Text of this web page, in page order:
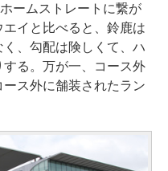
ームストレートに繋が
イと比べると、鈴鹿は
、勾配は険しくて、ハ
る。万が一、コース外
ス外に舗装されたラン